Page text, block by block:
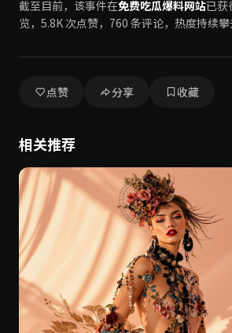
截至目前，该事件在免费吃瓜爆料网站已获
览，5.8K 次点赞，760 条评论，热度持续攀
点赞 分享 收藏
相关推荐